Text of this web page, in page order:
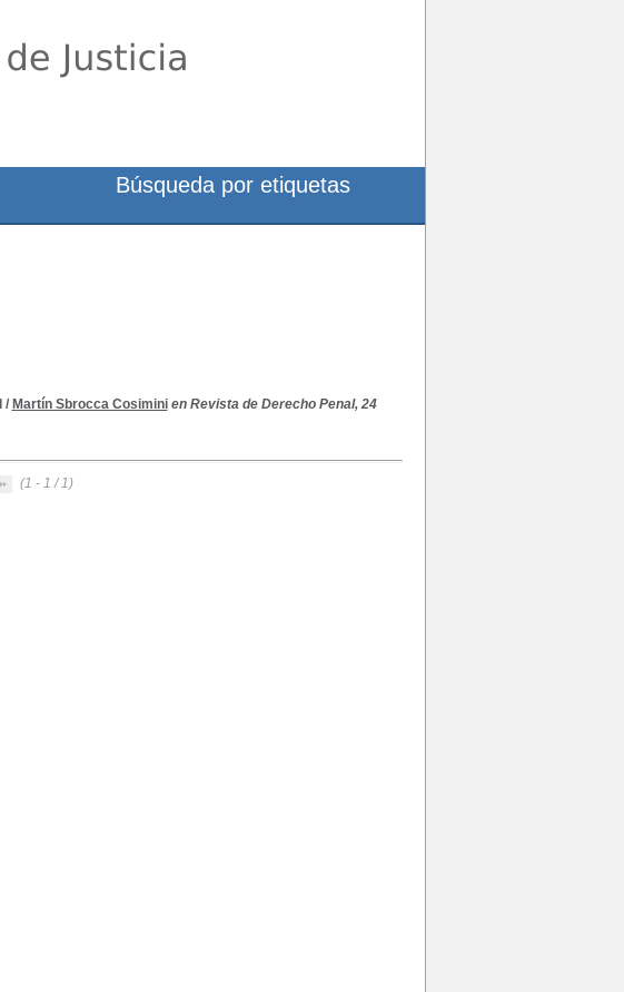
/ Martín Sbrocca Cosimini en Revista de Derecho Penal, 24
(1 - 1 / 1)
Búsqueda por etiquetas